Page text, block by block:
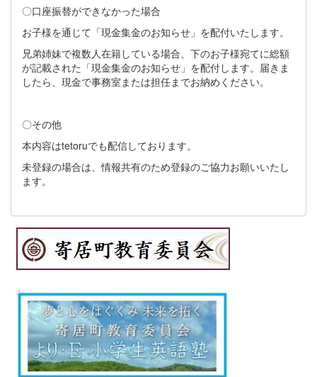
〇口座振替ができなかった場合
お子様を通じて「現金集金のお知らせ」を配付いたします。
兄弟姉妹で複数人在籍している場合、下のお子様宛てに総額
が記載された「現金集金のお知らせ」を配付します。届きま
したら、現金で事務室または担任までお納めください。
〇その他
本内容はtetoruでも配信しております。
未登録の場合は、情報共有のため登録のご協力お願いいたし
ます。